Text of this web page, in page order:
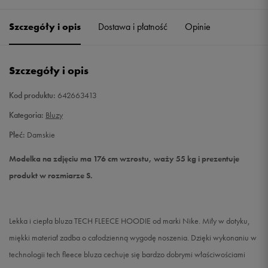
S Powiadom o dostępności
Szczegóły i opis Dostawa i płatność Opinie
Szczegóły i opis
Kod produktu: 642663413
Kategoria: Bluzy
Płeć: Damskie
Modelka na zdjęciu ma 176 cm wzrostu, waży 55 kg i prezentuje
produkt w rozmiarze S.
Lekka i ciepła bluza TECH FLEECE HOODIE od marki Nike. Miły w dotyku,
miękki materiał zadba o całodzienną wygodę noszenia. Dzięki wykonaniu w
technologii tech fleece bluza cechuje się bardzo dobrymi właściwościami